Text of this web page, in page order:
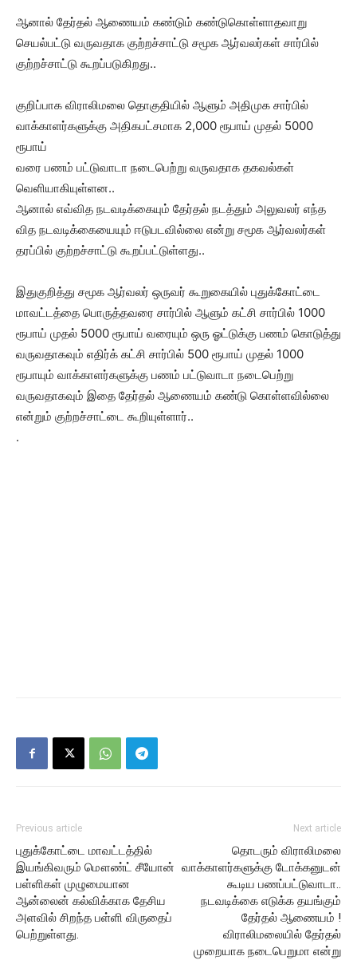
ஆனால் தேர்தல் ஆணையம் கண்டும் கண்டுகொள்ளாதவாறு
செயல்பட்டு வருவதாக குற்றச்சாட்டு சமூக ஆர்வலர்கள் சார்பில்
குற்றச்சாட்டு கூறப்படுகிறது..
குறிப்பாக விராலிமலை தொகுதியில் ஆளும் அதிமுக சார்பில்
வாக்காளர்களுக்கு அதிகபட்சமாக 2,000 ரூபாய் முதல் 5000
ரூபாய்
வரை பணம் பட்டுவாடா நடைபெற்று வருவதாக தகவல்கள்
வெளியாகியுள்ளன..
ஆனால் எவ்வித நடவடிக்கையும் தேர்தல் நடத்தும் அலுவலர் எந்த
வித நடவடிக்கையையும் ஈடுபடவில்லை என்று சமூக ஆர்வலர்கள்
தரப்பில் குற்றச்சாட்டு கூறப்பட்டுள்ளது..
இதுகுறித்து சமூக ஆர்வலர் ஒருவர் கூறுகையில் புதுக்கோட்டை
மாவட்டத்தை பொருத்தவரை சார்பில் ஆளும் கட்சி சார்பில் 1000
ரூபாய் முதல் 5000 ரூபாய் வரையும் ஒரு ஓட்டுக்கு பணம் கொடுத்து
வருவதாகவும் எதிர்க் கட்சி சார்பில் 500 ரூபாய் முதல் 1000
ரூபாயும் வாக்காளர்களுக்கு பணம் பட்டுவாடா நடைபெற்று
வருவதாகவும் இதை தேர்தல் ஆணையம் கண்டு கொள்ளவில்லை
என்றும் குற்றச்சாட்டை கூறியுள்ளார்..
.
Previous article
புதுக்கோட்டை மாவட்டத்தில்
இயங்கிவரும் மௌண்ட் சீயோன்
பள்ளிகள் முழுமையான
ஆன்லைன் கல்விக்காக தேசிய
அளவில் சிறந்த பள்ளி விருதைப்
பெற்றுள்ளது.
Next article
தொடரும் விராலிமலை
வாக்காளர்களுக்கு டோக்கனுடன்
கூடிய பணப்பட்டுவாடா..
நடவடிக்கை எடுக்க தயங்கும்
தேர்தல் ஆணையம் !
விராலிமலையில் தேர்தல்
முறையாக நடைபெறுமா என்று